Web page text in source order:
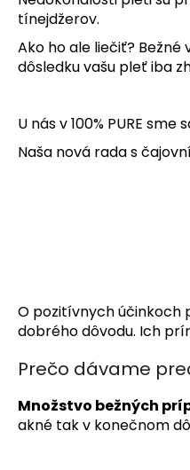
tínejdžerov.
Ako ho ale liečiť?
dôsledku vašu pleť iba
U nás v 100% PURE
Naša nová rada s
O pozitívnych účinkoch
dobrého dôvodu. Ich
Prečo dávame
Množstvo bežných
akné tak v konečnom